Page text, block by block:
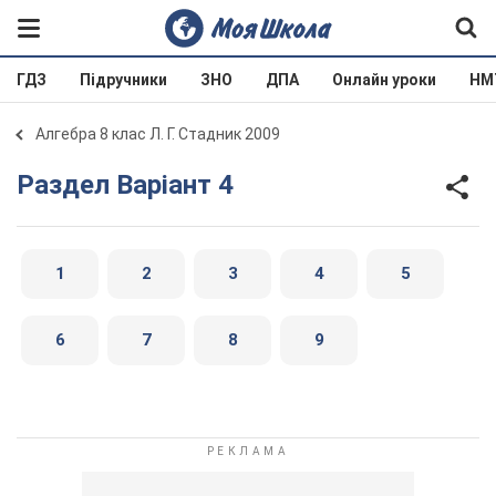
ГДЗ Підручники ЗНО ДПА Онлайн уроки
Алгебра 8 клас Л. Г. Стадник 2009
Раздел Варіант 4
1 2 3 4 5
6 7 8 9